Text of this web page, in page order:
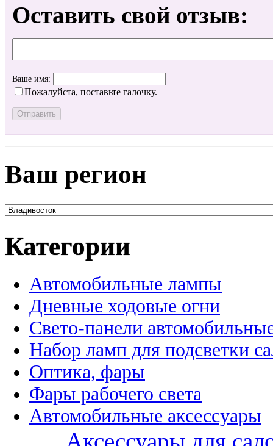
Оставить свой отзыв:
Ваше имя:
Пожалуйста, поставьте галочку.
Ваш регион
Категории
Автомобильные лампы
Дневные ходовые огни
Свето-панели
Набор ламп для подсветки
Оптика, фары
Фары рабочего света
Автомобильные аксессуары
Аксессуары для